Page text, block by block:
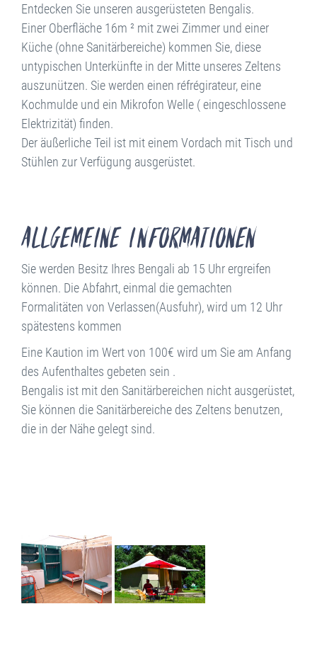
Entdecken Sie unseren ausgerüsteten Bengalis.
Einer Oberfläche 16m ² mit zwei Zimmer und einer
Küche (ohne Sanitärbereiche) kommen Sie, diese
untypischen Unterkünfte in der Mitte unseres Zeltens
auszunützen. Sie werden einen réfrégirateur, eine
Kochmulde und ein Mikrofon Welle ( eingeschlossene
Elektrizität) finden.
Der äußerliche Teil ist mit einem Vordach mit Tisch und
Stühlen zur Verfügung ausgerüstet.
Allgemeine Informationen
Sie werden Besitz Ihres Bengali ab 15 Uhr ergreifen
können. Die Abfahrt, einmal die gemachten
Formalitäten von Verlassen(Ausfuhr), wird um 12 Uhr
spätestens kommen
Eine Kaution im Wert von 100€ wird um Sie am Anfang
des Aufenthaltes gebeten sein .
Bengalis ist mit den Sanitärbereichen nicht ausgerüstet,
Sie können die Sanitärbereiche des Zeltens benutzen,
die in der Nähe gelegt sind.